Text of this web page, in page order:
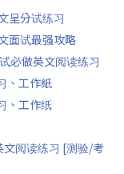
呈分试练习
面试最强攻略
必做英文阅读练习
、工作紙
、工作纸
文阅读练习 [测验/考